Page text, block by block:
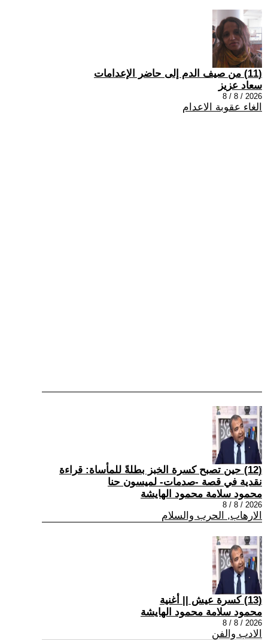
(11) من صيف الدم إلى حاضر الإعدامات
سعاد عزيز
2026 / 8 / 8
الغاء عقوبة الاعدام
(12) حين تصبح كسرة الخبز بطلةً للمأساة: قراءة
نقدية في قصة -صدمات- لميسون حنا
محمود سلامة محمود الهايشة
2026 / 8 / 8
الارهاب, الحرب والسلام
(13) كسرة عيش || أغنية
محمود سلامة محمود الهايشة
2026 / 8 / 8
الادب والفن